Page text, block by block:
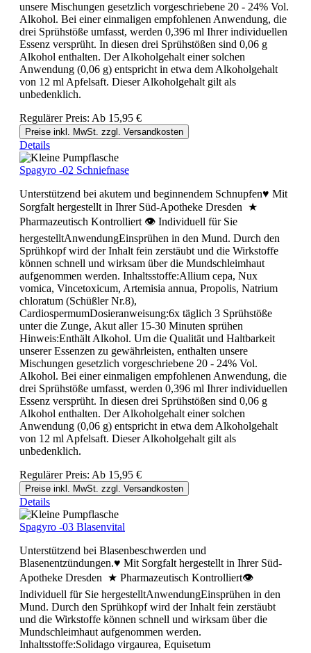
unsere Mischungen gesetzlich vorgeschriebene 20 - 24% Vol.
Alkohol. Bei einer einmaligen empfohlenen Anwendung, die
drei Sprühstöße umfasst, werden 0,396 ml Ihrer individuellen
Essenz versprüht. In diesen drei Sprühstößen sind 0,06 g
Alkohol enthalten. Der Alkoholgehalt einer solchen
Anwendung (0,06 g) entspricht in etwa dem Alkoholgehalt
von 12 ml Apfelsaft. Dieser Alkoholgehalt gilt als
unbedenklich.
Regulärer Preis: Ab 15,95 €
Preise inkl. MwSt. zzgl. Versandkosten
Details
Spagyro -02 Schniefnase
Unterstützend bei akutem und beginnendem Schnupfen♥ Mit
Sorgfalt hergestellt in Ihrer Süd-Apotheke Dresden ★
Pharmazeutisch Kontrolliert 👁 Individuell für Sie
hergestelltAnwendungEinsprühen in den Mund. Durch den
Sprühkopf wird der Inhalt fein zerstäubt und die Wirkstoffe
können schnell und wirksam über die Mundschleimhaut
aufgenommen werden. Inhaltsstoffe:Allium cepa, Nux
vomica, Vincetoxicum, Artemisia annua, Propolis, Natrium
chloratum (Schüßler Nr.8),
CardiospermumDosieranweisung:6x täglich 3 Sprühstöße
unter die Zunge, Akut aller 15-30 Minuten sprühen
Hinweis:Enthält Alkohol. Um die Qualität und Haltbarkeit
unserer Essenzen zu gewährleisten, enthalten unsere
Mischungen gesetzlich vorgeschriebene 20 - 24% Vol.
Alkohol. Bei einer einmaligen empfohlenen Anwendung, die
drei Sprühstöße umfasst, werden 0,396 ml Ihrer individuellen
Essenz versprüht. In diesen drei Sprühstößen sind 0,06 g
Alkohol enthalten. Der Alkoholgehalt einer solchen
Anwendung (0,06 g) entspricht in etwa dem Alkoholgehalt
von 12 ml Apfelsaft. Dieser Alkoholgehalt gilt als
unbedenklich.
Regulärer Preis: Ab 15,95 €
Preise inkl. MwSt. zzgl. Versandkosten
Details
Spagyro -03 Blasenvital
Unterstützend bei Blasenbeschwerden und
Blasenentzündungen.♥ Mit Sorgfalt hergestellt in Ihrer Süd-
Apotheke Dresden ★ Pharmazeutisch Kontrolliert👁
Individuell für Sie hergestelltAnwendungEinsprühen in den
Mund. Durch den Sprühkopf wird der Inhalt fein zerstäubt
und die Wirkstoffe können schnell und wirksam über die
Mundschleimhaut aufgenommen werden.
Inhaltsstoffe:Solidago virgaurea, Equisetum